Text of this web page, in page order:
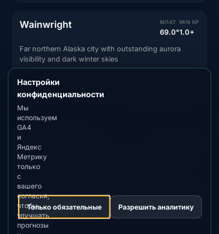
Wainwright МЛАТ
69.0°
MIN KP
1.0+
Far northern Alaska city with outstanding aurora
visibility and dark winter skies
ТЕКУЩИЙ СТАТУС
Маловероятно
Anaktuvuk Pass
Far northern Alaska city with outstanding aurora
visibility and dark winter skies
ТЕКУЩИЙ СТАТУС
Маловероятно
Настройки
конфиденциальности
Мы
используем
GA4
и
Яндекс
Метрику
только
с
вашего
согласия,
чтобы
улучшать
прогнозы
Только обязательные Разрешить аналитику